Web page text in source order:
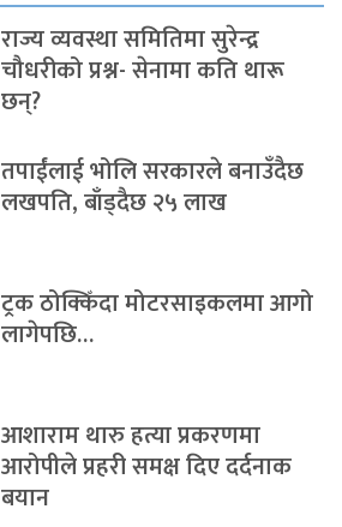
राज्य व्यवस्था समितिमा सुरेन्द्र
चौधरीको प्रश्न- सेनामा कति थारू
छन्?
तपाईंलाई भोलि सरकारले बनाउँदैछ
लखपति, बाँड्दैछ २५ लाख
ट्रक ठोक्किँदा मोटरसाइकलमा आगो
लागेपछि…
आशाराम थारु हत्या प्रकरणमा
आरोपीले प्रहरी समक्ष दिए दर्दनाक
बयान